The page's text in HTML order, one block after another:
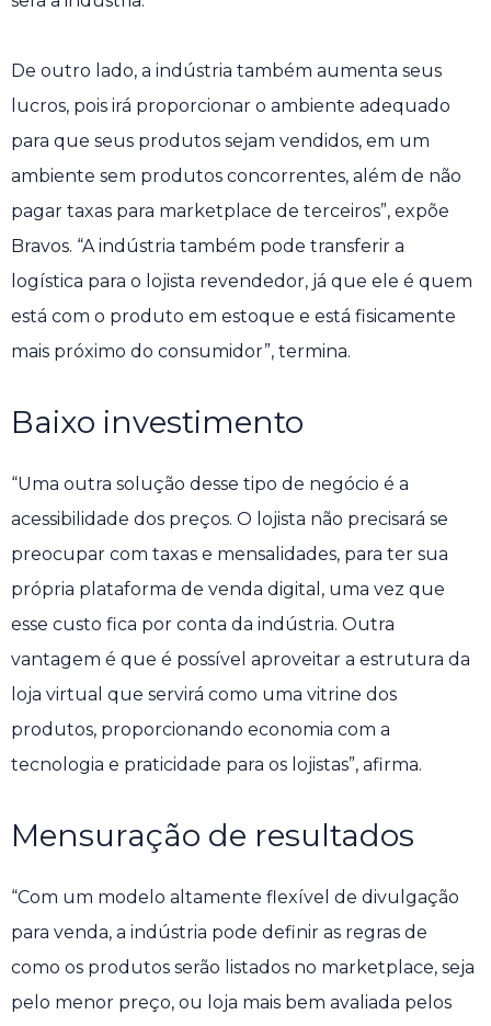
De outro lado, a indústria também aumenta seus
lucros, pois irá proporcionar o ambiente adequado
para que seus produtos sejam vendidos, em um
ambiente sem produtos concorrentes, além de não
pagar taxas para marketplace de terceiros”, expõe
Bravos. “A indústria também pode transferir a
logística para o lojista revendedor, já que ele é quem
está com o produto em estoque e está fisicamente
mais próximo do consumidor”, termina.
Baixo investimento
“Uma outra solução desse tipo de negócio é a
acessibilidade dos preços. O lojista não precisará se
preocupar com taxas e mensalidades, para ter sua
própria plataforma de venda digital, uma vez que
esse custo fica por conta da indústria. Outra
vantagem é que é possível aproveitar a estrutura da
loja virtual que servirá como uma vitrine dos
produtos, proporcionando economia com a
tecnologia e praticidade para os lojistas”, afirma.
Mensuração de resultados
“Com um modelo altamente flexível de divulgação
para venda, a indústria pode definir as regras de
como os produtos serão listados no marketplace, seja
pelo menor preço, ou loja mais bem avaliada pelos